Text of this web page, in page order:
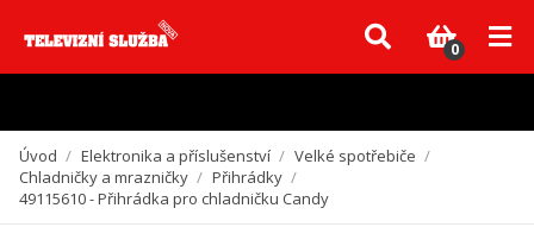
Vzhledem k aktuální situaci se může dodání dílů, které nejsou skladem,
zpozdit. Děkujeme za pochopení.
0
Úvod / Elektronika a příslušenství / Velké spotřebiče /
Chladničky a mrazničky / Přihrádky /
49115610 - Přihrádka pro chladničku Candy